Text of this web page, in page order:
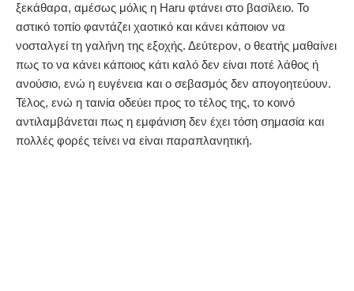
ξεκάθαρα, αμέσως μόλις η Haru φτάνει στο βασίλειο. Το
αστικό τοπίο φαντάζει χαοτικό και κάνει κάποιον να
νοσταλγεί τη γαλήνη της εξοχής. Δεύτερον, ο θεατής μαθαίνει
πως το να κάνει κάποιος κάτι καλό δεν είναι ποτέ λάθος ή
ανούσιο, ενώ η ευγένεια και ο σεβασμός δεν απογοητεύουν.
Τέλος, ενώ η ταινία οδεύει προς το τέλος της, το κοινό
αντιλαμβάνεται πως η εμφάνιση δεν έχει τόση σημασία και
πολλές φορές τείνει να είναι παραπλανητική.